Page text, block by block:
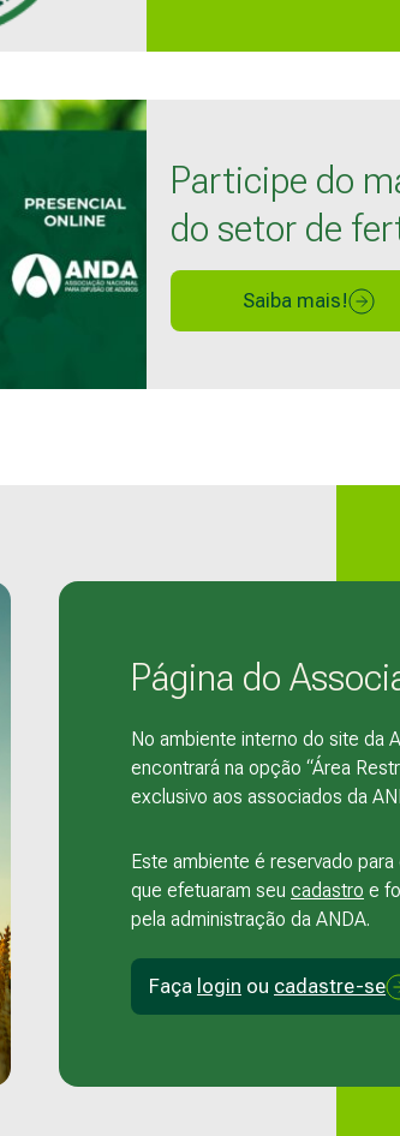
Participe do
do setor de
Saiba mais!
Página do
No ambiente interno do site da
encontrará na opção “Área
exclusivo aos associados da
Este ambiente é reservado
que efetuaram seu cadastro e
pela administração da ANDA.
Faça login ou cadastre-se